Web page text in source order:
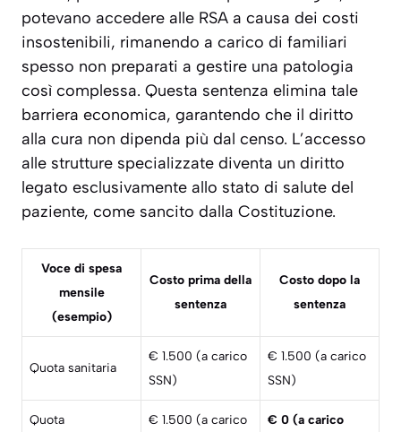
potevano accedere alle RSA a causa dei costi
insostenibili, rimanendo a carico di familiari
spesso non preparati a gestire una patologia
così complessa. Questa sentenza elimina tale
barriera economica, garantendo che il diritto
alla cura non dipenda più dal censo. L’accesso
alle strutture specializzate diventa un diritto
legato esclusivamente allo stato di salute del
paziente, come sancito dalla Costituzione.
Voce di spesa
mensile
(esempio)
Costo prima della
sentenza
Costo dopo la
sentenza
Quota sanitaria
€ 1.500 (a carico
SSN)
€ 1.500 (a carico
SSN)
Quota
€ 1.500 (a carico
€ 0 (a carico